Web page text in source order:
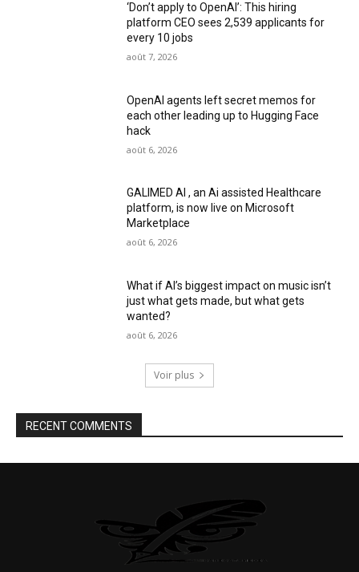
‘Don’t apply to OpenAI’: This hiring
platform CEO sees 2,539 applicants for
every 10 jobs
août 7, 2026
OpenAI agents left secret memos for
each other leading up to Hugging Face
hack
août 6, 2026
GALIMED AI , an Ai assisted Healthcare
platform, is now live on Microsoft
Marketplace
août 6, 2026
What if AI’s biggest impact on music isn’t
just what gets made, but what gets
wanted?
août 6, 2026
Voir plus
RECENT COMMENTS